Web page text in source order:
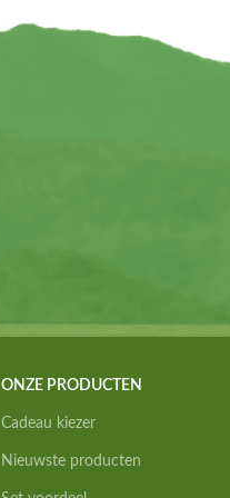
ONZE PRODUCTEN
Cadeau kiezer
Nieuwste producten